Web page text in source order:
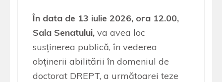
În data de 13 iulie 2026, ora 12.00,
Sala Senatului, va avea loc
susținerea publică, în vederea
obținerii abilitării în domeniul de
doctorat DREPT, a următoarei teze